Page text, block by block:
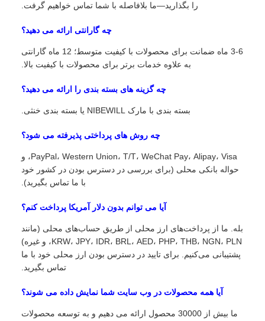
را بگذارید—ما بلافاصله با شما تماس خواهیم گرفت.
چه گارانتی ارائه می دهید؟
3-6 ماه ضمانت برای محصولات با کیفیت متوسط؛ 12 ماه گارانتی
به علاوه خدمات برتر برای محصولات با کیفیت بالا.
چه گزینه های بسته بندی را ارائه می دهید؟
بسته بندی با مارک NIBEWILL یا بسته بندی خنثی.
چه روش های پرداختی پذیرفته می شود؟
PayPal، Western Union، T/T، WeChat Pay، Alipay، Visa، و
حواله بانکی محلی (برای بررسی در دسترس بودن در کشور خود
با ما تماس بگیرید).
آیا می توانم بدون دلار آمریکا پرداخت کنم؟
بله. ما از پرداخت‌های ارز محلی از طریق حساب‌های محلی (مانند
KRW، JPY، IDR، BRL، AED، PHP، THB، NGN، PLN، و غیره)
پشتیبانی می‌کنیم. برای تایید در دسترس بودن ارز محلی خود با ما
تماس بگیرید.
آیا همه محصولات در وب سایت شما نمایش داده می شوند؟
ما بیش از 30000 محصول ارائه می دهیم و به توسعه محصولات